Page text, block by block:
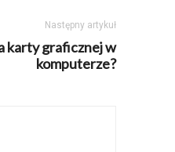
Następny artykuł
karty graficznej w
komputerze?